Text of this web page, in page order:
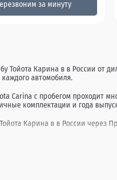
за минуту
Тойота Карина в в России от
автомобиля.
Carina с пробегом проходит
комплектации и года
Карина в в России через